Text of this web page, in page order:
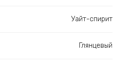
Уайт-спирит
Глянцевый